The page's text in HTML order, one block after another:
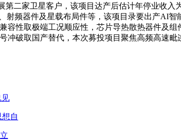
第二家卫星客户，该项目达产后估计年停业收
射频器件及星载布局件等，该项目录要出产AI
容性取极端工况顺应性，芯片导热散热器件及
冲破取国产替代，本次募投项目聚焦高频高速
见
自